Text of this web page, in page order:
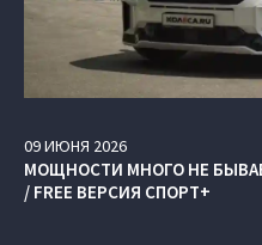
09ИЮНЯ 2026
МОЩНОСТИ МНОГО НЕ
/ FREE ВЕРСИЯ СПОРТ+